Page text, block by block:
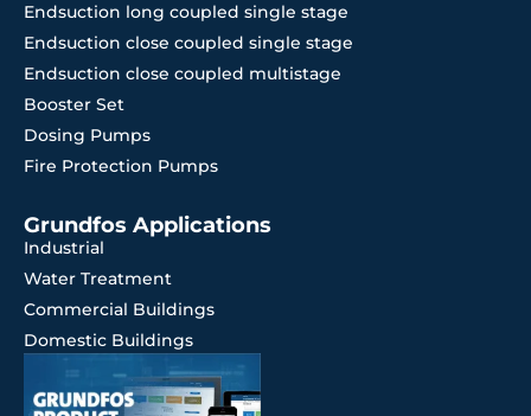
Endsuction long coupled single stage
Endsuction close coupled single stage
Endsuction close coupled multistage
Booster Set
Dosing Pumps
Fire Protection Pumps
Grundfos Applications
Industrial
Water Treatment
Commercial Buildings
Domestic Buildings